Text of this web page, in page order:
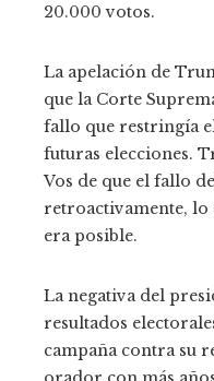
20.000 votos.
La apelación de
que la Corte
fallo que restringía
futuras elecciones.
Vos de que el fallo
retroactivamente, lo
era posible.
La negativa del
resultados
campaña contra su